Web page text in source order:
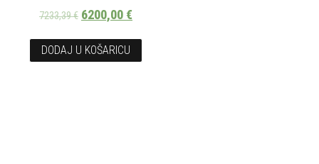
7233,39€ 6200,00€
DODAJ U KOŠARICU